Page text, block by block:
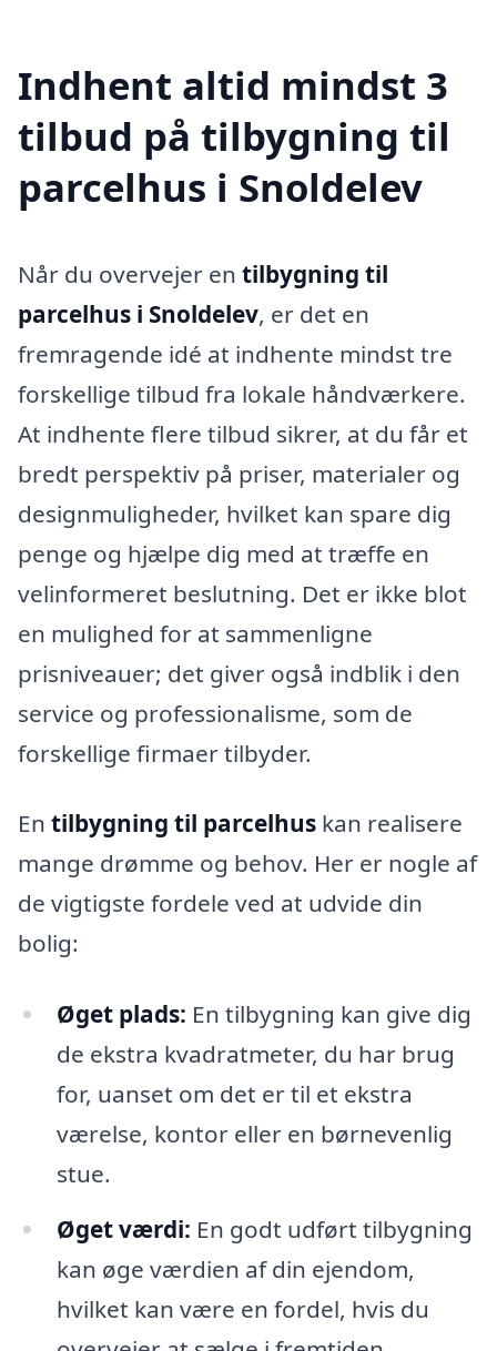
Indhent altid mindst 3
tilbud på tilbygning til
parcelhus i Snoldelev
Når du overvejer en tilbygning til
parcelhus i Snoldelev, er det en
fremragende idé at indhente mindst tre
forskellige tilbud fra lokale håndværkere.
At indhente flere tilbud sikrer, at du får et
bredt perspektiv på priser, materialer og
designmuligheder, hvilket kan spare dig
penge og hjælpe dig med at træffe en
velinformeret beslutning. Det er ikke blot
en mulighed for at sammenligne
prisniveauer; det giver også indblik i den
service og professionalisme, som de
forskellige firmaer tilbyder.
En tilbygning til parcelhus kan realisere
mange drømme og behov. Her er nogle af
de vigtigste fordele ved at udvide din
bolig:
Øget plads: En tilbygning kan give dig
de ekstra kvadratmeter, du har brug
for, uanset om det er til et ekstra
værelse, kontor eller en børnevenlig
stue.
Øget værdi: En godt udført tilbygning
kan øge værdien af din ejendom,
hvilket kan være en fordel, hvis du